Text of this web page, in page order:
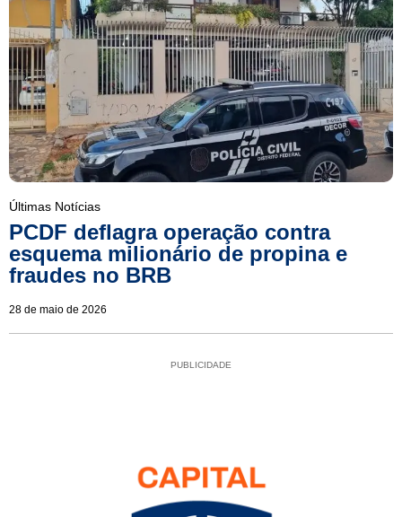
Últimas Notícias
PCDF deflagra operação contra
esquema milionário de propina e
fraudes no BRB
28 de maio de 2026
PUBLICIDADE